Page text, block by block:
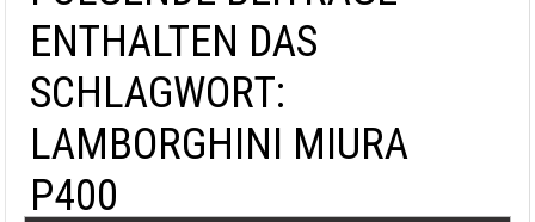
ENTHALTEN DAS
SCHLAGWORT:
LAMBORGHINI MIURA
P400